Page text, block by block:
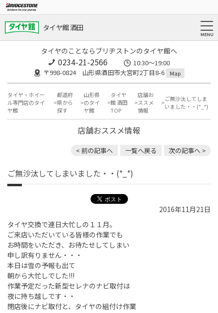
タイヤ館 酒田
タイヤのことならブリヂストンのタイヤ館へ
0234-21-2566
10:30～19:00
〒998-0824 山形県酒田市大宮町2丁目8-6
Map
タイヤ・ホイー
ル専門店のタイ
ヤ館
都道府
県から
探す
山形県
のタイ
ヤ館
タイヤ
館 酒田
TOP
店舗お
ススメ
情報
ご無沙汰してしま
いました・・(*_*)
店舗おススメ情報
< 前の記事へ 一覧へ戻る 次の記事へ >
ご無沙汰してしまいました・・(*_*)
2016年11月21日
タイヤ交換で連日大忙しの１１月。
ご来店いただいている皆様の作業でも
お時間をいただき、お待たせしてしまい
申し訳有りません・・・
本日は雪の予報も出て
朝から大忙しでした!!!
作業予定だった新型セレナのナビ取付は
夜に持ち越しです・・
閉店後にナビ取付と、タイヤの組付け作業